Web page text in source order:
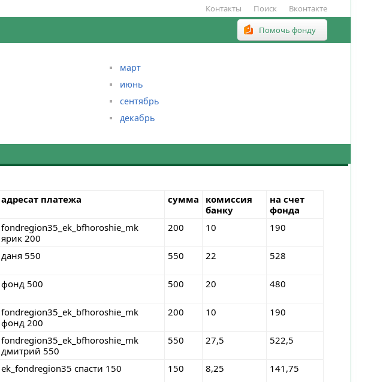
Контакты Поиск Вконтакте
Помочь фонду
март
июнь
сентябрь
декабрь
адресат платежа сумма
комиссия
банку
на счет
фонда
fondregion35_ek_bfhoroshie_mk
ярик 200
200 10 190
даня 550 550 22 528
фонд 500 500 20 480
fondregion35_ek_bfhoroshie_mk
фонд 200
200 10 190
fondregion35_ek_bfhoroshie_mk
дмитрий 550
550 27,5 522,5
ek_fondregion35 спасти 150 150 8,25 141,75